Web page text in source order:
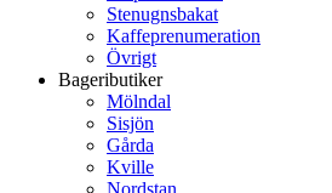
Stenugnsbakat
Kaffeprenumeration
Övrigt
Bageributiker
Mölndal
Sisjön
Gårda
Kville
Nordstan